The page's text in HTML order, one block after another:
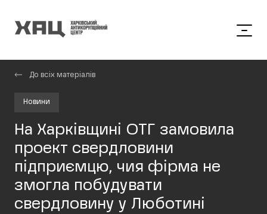
До всіх матеріалів
Новини
На Харківщині ОТГ замовила
проект свердловини
підприємцю, чия фірма не
змогла побудувати
свердловину у Люботині